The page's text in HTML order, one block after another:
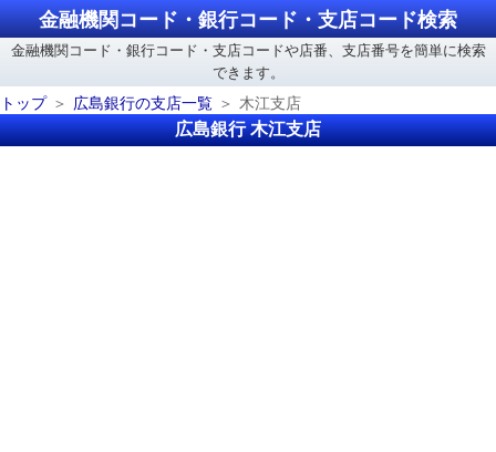
金融機関コード・銀行コード・支店コード検索
金融機関コード・銀行コード・支店コードや店番、支店番号を簡単に検索
できます。
トップ
広島銀行の支店一覧 木江支店
広島銀行 木江支店